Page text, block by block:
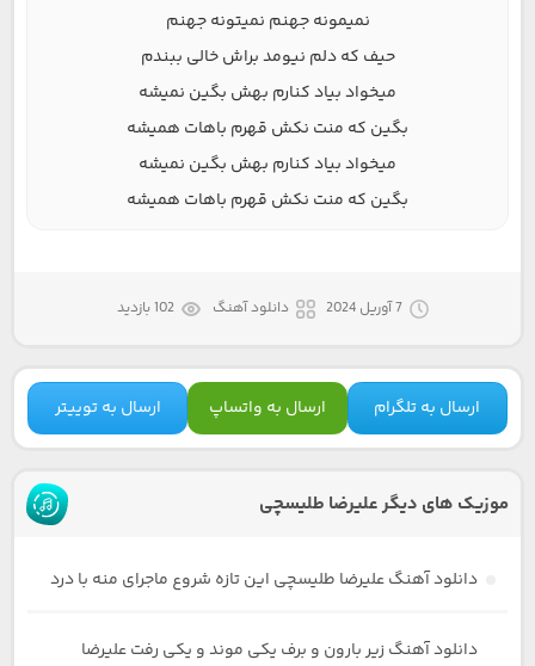
نمیمونه جهنم نمیتونه جهنم
حیف که دلم نیومد براش خالی ببندم
میخواد بیاد کنارم بهش بگین نمیشه
بگین که منت نکش قهرم باهات همیشه
میخواد بیاد کنارم بهش بگین نمیشه
بگین که منت نکش قهرم باهات همیشه
7 آوریل 2024 دانلود آهنگ 102 بازدید
ارسال به تلگرام ارسال به واتساپ ارسال به توییتر
موزیک های دیگر علیرضا طلیسچی
دانلود آهنگ علیرضا طلیسچی این تازه شروع ماجرای منه با درد
دانلود آهنگ زیر بارون و برف یکی موند و یکی رفت علیرضا